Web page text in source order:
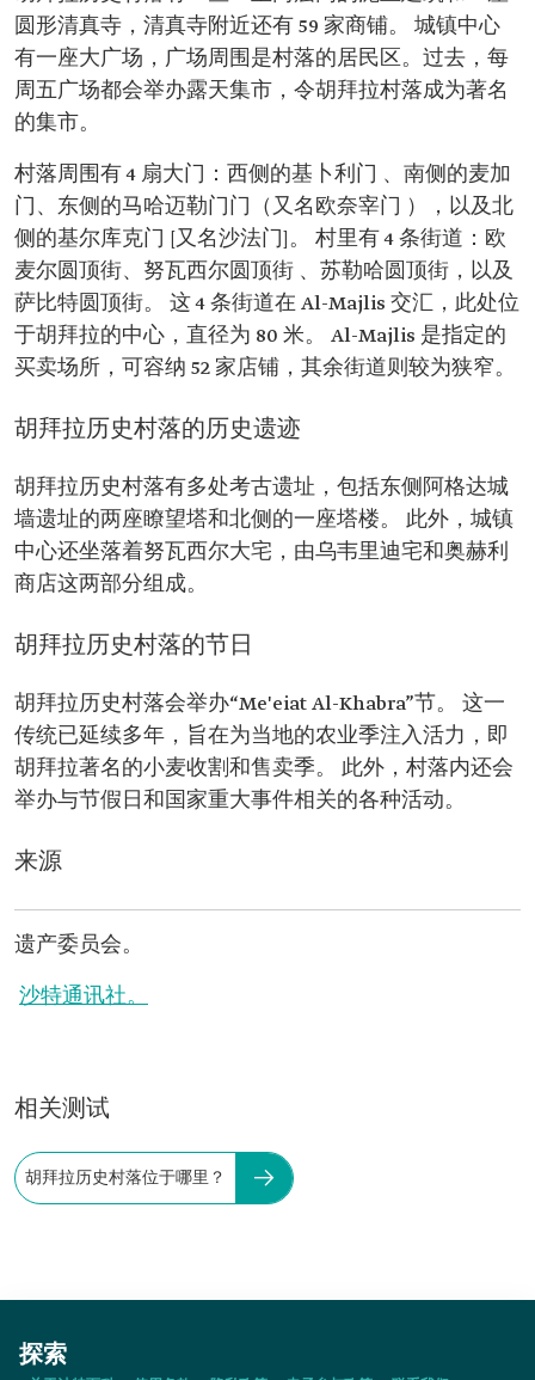
圆形清真寺，清真寺附近还有 59 家商铺。 城镇中心
有一座大广场，广场周围是村落的居民区。过去，每
周五广场都会举办露天集市，令胡拜拉村落成为著名
的集市。
村落周围有 4 扇大门：西侧的基卜利门 、南侧的麦加
门、东侧的马哈迈勒门门（又名欧奈宰门 ），以及北
侧的基尔库克门 [又名沙法门]。 村里有 4 条街道：欧
麦尔圆顶街、努瓦西尔圆顶街 、苏勒哈圆顶街，以及
萨比特圆顶街。 这 4 条街道在 Al-Majlis 交汇，此处位
于胡拜拉的中心，直径为 80 米。 Al-Majlis 是指定的
买卖场所，可容纳 52 家店铺，其余街道则较为狭窄。
胡拜拉历史村落的历史遗迹
胡拜拉历史村落有多处考古遗址，包括东侧阿格达城
墙遗址的两座瞭望塔和北侧的一座塔楼。 此外，城镇
中心还坐落着努瓦西尔大宅，由乌韦里迪宅和奥赫利
商店这两部分组成。
胡拜拉历史村落的节日
胡拜拉历史村落会举办“Me'eiat Al-Khabra”节。 这一
传统已延续多年，旨在为当地的农业季注入活力，即
胡拜拉著名的小麦收割和售卖季。 此外，村落内还会
举办与节假日和国家重大事件相关的各种活动。
来源
遗产委员会。
沙特通讯社。
相关测试
胡拜拉历史村落位于哪里？
探索